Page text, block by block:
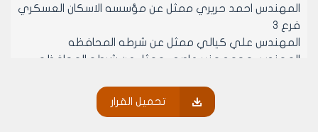
المهندس احمد حريري ممثل عن مؤسسه الاسكان العسكري
فرع 3
المهندس علي كيالي ممثل عن شرطه المحافظه
المهندس محمد منير عاصي ممثل عن شرطه المحافظه
لشرطه المحافظه وبعد الاطلاع على المخططات المعماريه
بعد التعديل المطلوب بموجب المحضر السابق للجنه بتاريخ
تحميل القرار